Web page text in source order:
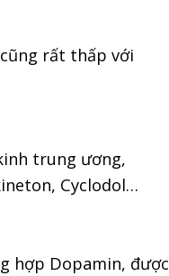
rất thấp với
trung ương,
Cyclodol…
hợp Dopamin, được